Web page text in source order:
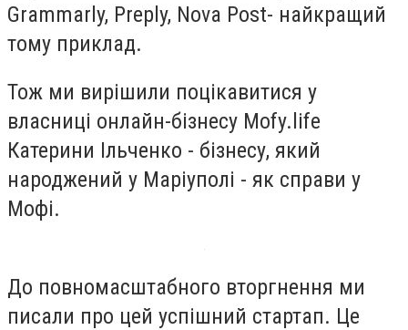
Grammarly, Preply, Nova Post- найкращий
тому приклад.
Тож ми вирішили поцікавитися у
власниці онлайн-бізнесу Mofy.life
Катерини Ільченко - бізнесу, який
народжений у Маріуполі - як справи у
Мофі.
До повномасштабного вторгнення ми
писали про цей успішний стартап. Це